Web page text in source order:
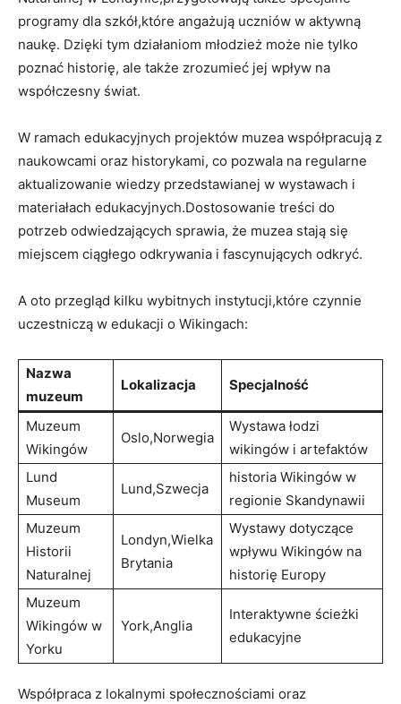
programy dla szkół,które angażują uczniów w aktywną
naukę. Dzięki tym działaniom młodzież może nie tylko
poznać historię, ale także zrozumieć jej wpływ na
współczesny świat.
W ramach edukacyjnych projektów muzea współpracują z
naukowcami oraz historykami, co pozwala na regularne
aktualizowanie wiedzy przedstawianej w wystawach i
materiałach edukacyjnych.Dostosowanie treści do
potrzeb odwiedzających sprawia, że muzea stają się
miejscem ciągłego odkrywania i fascynujących odkryć.
A oto przegląd kilku wybitnych instytucji,które czynnie
uczestniczą w edukacji o Wikingach:
Nazwa
muzeum
Lokalizacja Specjalność
Muzeum
Wikingów
Oslo,Norwegia
Wystawa łodzi
wikingów i artefaktów
Lund
Museum
Lund,Szwecja
historia Wikingów w
regionie Skandynawii
Muzeum
Historii
Naturalnej
Londyn,Wielka
Brytania
Wystawy dotyczące
wpływu Wikingów na
historię Europy
Muzeum
Wikingów w
Yorku
York,Anglia
Interaktywne ścieżki
edukacyjne
Współpraca z lokalnymi społecznościami oraz